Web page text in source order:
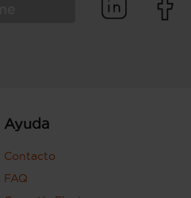
Ayuda
Contacto
FAQ